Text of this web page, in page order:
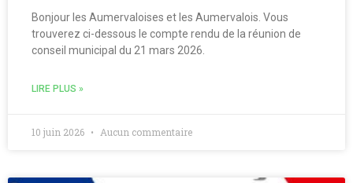
Bonjour les Aumervaloises et les Aumervalois. Vous
trouverez ci-dessous le compte rendu de la réunion de
conseil municipal du 21 mars 2026.
LIRE PLUS »
10 juin 2026 Aucun commentaire